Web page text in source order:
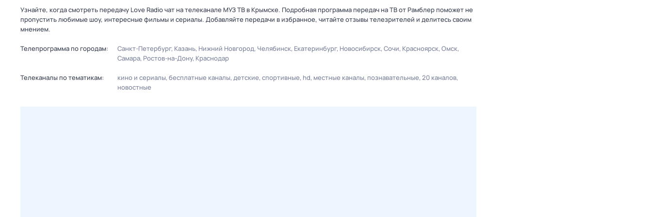
Узнайте, когда смотреть передачу Love Radio чат на телеканале МУЗ ТВ в Крымске. Подробная программа передач на ТВ от Рамблер поможет не
пропустить любимые шоу, интересные фильмы и сериалы. Добавляйте передачи в избранное, читайте отзывы телезрителей и делитесь своим
мнением.
Телепрограмма по городам: Санкт-Петербург Казань Нижний Новгород Челябинск Екатеринбург Новосибирск Сочи Красноярск Омск
Самара Ростов-на-Дону Краснодар
Телеканалы по тематикам: кино и сериалы бесплатные каналы детские спортивные hd местные каналы познавательные 20 каналов
новостные